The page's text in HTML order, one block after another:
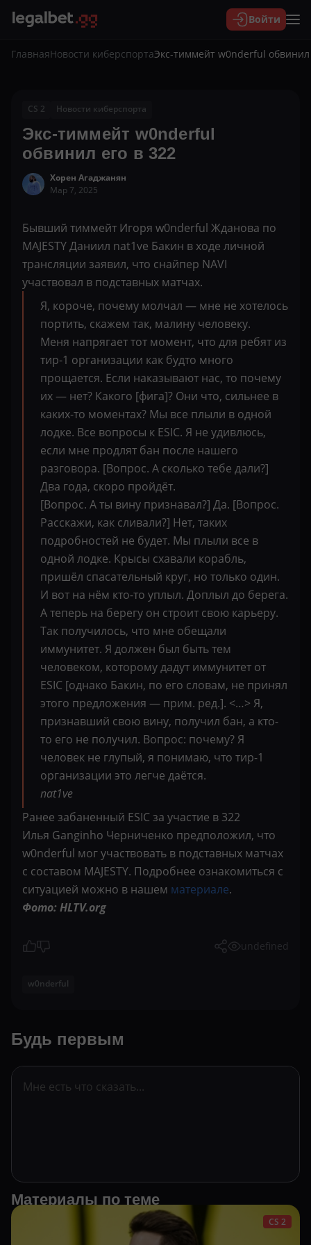
Войти
ГлавнаяНовости киберспортаЭкс-тиммейт w0nderful обвинил
CS 2 Новости киберспорта
Экс-тиммейт w0nderful
обвинил его в 322
Хорен Агаджанян
Мар 7, 2025
Бывший тиммейт Игоря w0nderful Жданова по
MAJESTY Даниил nat1ve Бакин в ходе личной
трансляции заявил, что снайпер NAVI
участвовал в подставных матчах.
Я, короче, почему молчал — мне не хотелось
портить, скажем так, малину человеку.
Меня напрягает тот момент, что для ребят из
тир-1 организации как будто много
прощается. Если наказывают нас, то почему
их — нет? Какого [фига]? Они что, сильнее в
каких-то моментах? Мы все плыли в одной
лодке. Все вопросы к ESIC. Я не удивлюсь,
если мне продлят бан после нашего
разговора. [Вопрос. А сколько тебе дали?]
Два года, скоро пройдёт.
[Вопрос. А ты вину признавал?] Да. [Вопрос.
Расскажи, как сливали?] Нет, таких
подробностей не будет. Мы плыли все в
одной лодке. Крысы схавали корабль,
пришёл спасательный круг, но только один.
И вот на нём кто-то уплыл. Доплыл до берега.
А теперь на берегу он строит свою карьеру.
Так получилось, что мне обещали
иммунитет. Я должен был быть тем
человеком, которому дадут иммунитет от
ESIC [однако Бакин, по его словам, не принял
этого предложения — прим. ред.]. <…> Я,
признавший свою вину, получил бан, а кто-
то его не получил. Вопрос: почему? Я
человек не глупый, я понимаю, что тир-1
организации это легче даётся.
nat1ve
Ранее забаненный ESIC за участие в 322
Илья Ganginho Черниченко предположил, что
w0nderful мог участвовать в подставных матчах
с составом MAJESTY. Подробнее ознакомиться с
ситуацией можно в нашем материале.
Фото: HLTV.org
undefined
w0nderful
Будь первым
Материалы по теме
CS 2